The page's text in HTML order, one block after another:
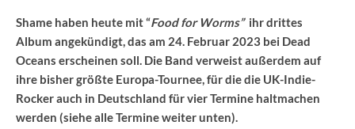
Shame haben heute mit “Food for Worms”ihr drittes
Album angekündigt, das am 24. Februar 2023 bei Dead
Oceans erscheinen soll. Die Band verweist außerdem auf
ihre bisher größte Europa-Tournee, für die die UK-Indie-
Rocker auch in Deutschland für vier Termine haltmachen
werden (siehe alle Termine weiter unten).